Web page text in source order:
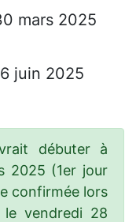
mars 2025
juin 2025
débuter à
2025 (1er jour
confirmée lors
vendredi 28